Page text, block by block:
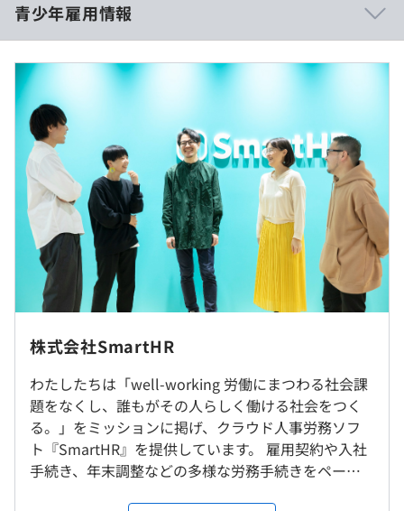
◆SmartHR
〜働くを変える一歩を、人事と労務から〜
人事・労務の業務効率化を進めながら、従業員の働きやす
い環境づくりと、着実な成果につながるタレントマネジメ
ントの推進を支援。従業員が負担なく心地よく使える設計
と、業務を通じて蓄積される正確な従業員データで、人
事・労務を起点に働くを変えていきます。
☆エンタープライズからSMBまで、業種・業態・規模を問
わない豊富な導入実績を誇ります。
◆SmartHR 労務管理
〜確かな効率化で、働きやすい環境をつくる〜
雇用契約や入社手続き、年末調整などの手続きをペーパー
レス化することで、あらゆる労務業務のミスを防いでカン
誰もが働きやすい環境づくりを後押しします。また、業務
を通じて蓄積された従業員データを人的資本経営やタレン
トマネジメントにも活用できます。
☆7年連続シェアNo.1：登録社数70,000社以上
受動喫煙防止措置に関する事項
敷地内禁煙（喫煙場所あり）
【本社】
■南北線｢六本木一丁目駅｣西改札直結
■日比谷線・大江戸線｢六本木駅」5番出口より徒歩5分
休憩時間：12:00〜14:00の間で60分 ※当日のスケジュー
ルによって決定となります
平均残業時間：インターンのためなし
実施日のみ（8月〜9月のいずれかの週、4〜5日間で実施
予定）
インターンのためなし
インターンのためなし
インターンのためなし
青少年雇用情報
過去３年間の新卒採用者数・離職者数
前年度 採用者数8人 離職者数0人
過去３年間の新卒採用者数の男女別人数
前年度 男性7人 女性1人
平均勤続年数
2.32年
研修の有無及び内容
対象：新入社員全員
内容：セキュリティ研修、システム利用オンボーディン
グ、ビジネス研修
自己啓発支援の有無及びその内容
・技術カンファレンスへの参加支援
・社内勉強会利用書籍の購入補助
メンター制度の有無
株式会社SmartHR
わたしたちは「well-working 労働にまつわる社会課
題をなくし、誰もがその人らしく働ける社会をつく
る。」をミッションに掲げ、クラウド人事労務ソフ
ト『SmartHR』を提供しています。 雇用契約や入社
手続き、年末調整などの多様な労務手続きをペーパ